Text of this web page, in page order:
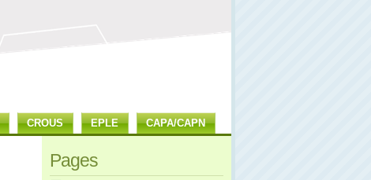
CROUS EPLE CAPA/CAPN
Pages